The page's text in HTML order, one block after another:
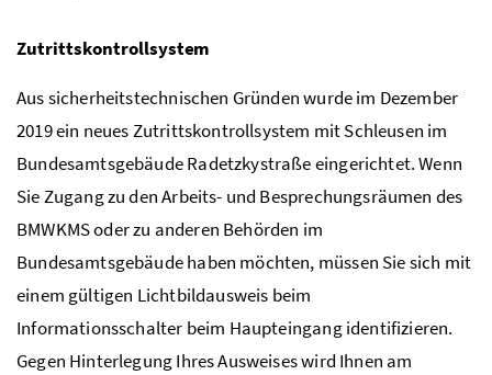
Zutrittskontrollsystem
Aus sicherheitstechnischen Gründen wurde im Dezember
2019 ein neues Zutrittskontrollsystem mit Schleusen im
Bundesamtsgebäude Radetzkystraße eingerichtet. Wenn
Sie Zugang zu den Arbeits- und Besprechungsräumen des
BMWKMS oder zu anderen Behörden im
Bundesamtsgebäude haben möchten, müssen Sie sich mit
einem gültigen Lichtbildausweis beim
Informationsschalter beim Haupteingang identifizieren.
Gegen Hinterlegung Ihres Ausweises wird Ihnen am